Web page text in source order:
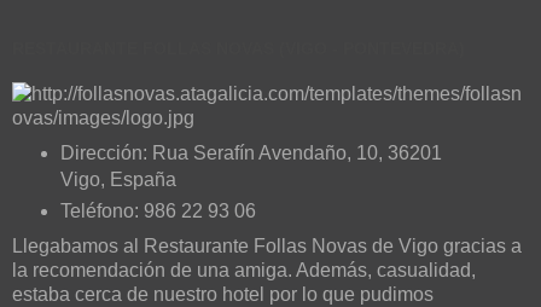
Dirección: Rua Serafín Avendaño, 10, 36201
Vigo, España
Teléfono: 986 22 93 06
Llegabamos al Restaurante Follas Novas de Vigo gracias a
la recomendación de una amiga. Además, casualidad,
estaba cerca de nuestro hotel por lo que pudimos